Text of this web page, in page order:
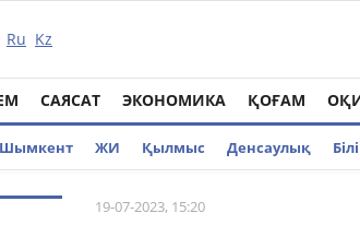
Ru Kz
САЯСАТ ЭКОНОМИКА ҚОҒАМ
Шымкент ЖИ Қылмыс Денсаулық
19-07-2023, 15:20